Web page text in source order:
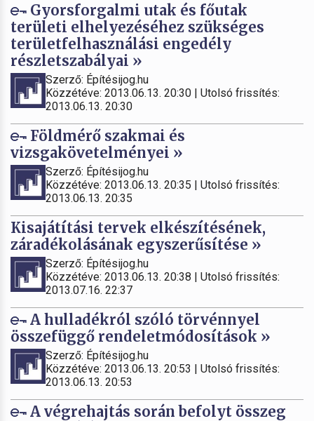
Gyorsforgalmi utak és főutak
területi elhelyezéséhez szükséges
területfelhasználási engedély
részletszabályai »
Szerző: Építésijog.hu
Közzétéve: 2013.06.13. 20:30 | Utolsó frissítés:
2013.06.13. 20:30
Földmérő szakmai és
vizsgakövetelményei »
Szerző: Építésijog.hu
Közzétéve: 2013.06.13. 20:35 | Utolsó frissítés:
2013.06.13. 20:35
Kisajátítási tervek elkészítésének,
záradékolásának egyszerűsítése »
Szerző: Építésijog.hu
Közzétéve: 2013.06.13. 20:38 | Utolsó frissítés:
2013.07.16. 22:37
A hulladékról szóló törvénnyel
összefüggő rendeletmódosítások »
Szerző: Építésijog.hu
Közzétéve: 2013.06.13. 20:53 | Utolsó frissítés:
2013.06.13. 20:53
A végrehajtás során befolyt összeg